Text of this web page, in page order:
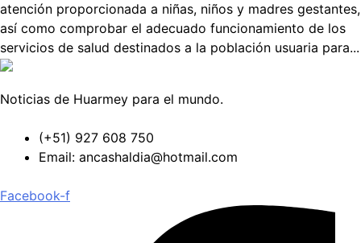
atención proporcionada a niñas, niños y madres gestantes,
así como comprobar el adecuado funcionamiento de los
servicios de salud destinados a la población usuaria para...
Noticias de Huarmey para el mundo.
(+51) 927 608 750
Email: ancashaldia@hotmail.com
Facebook-f